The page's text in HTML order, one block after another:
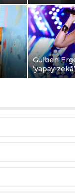
Gülben
‘yapay zekâ’